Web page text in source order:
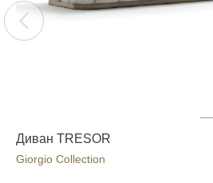
Диван TRESOR
Giorgio Collection